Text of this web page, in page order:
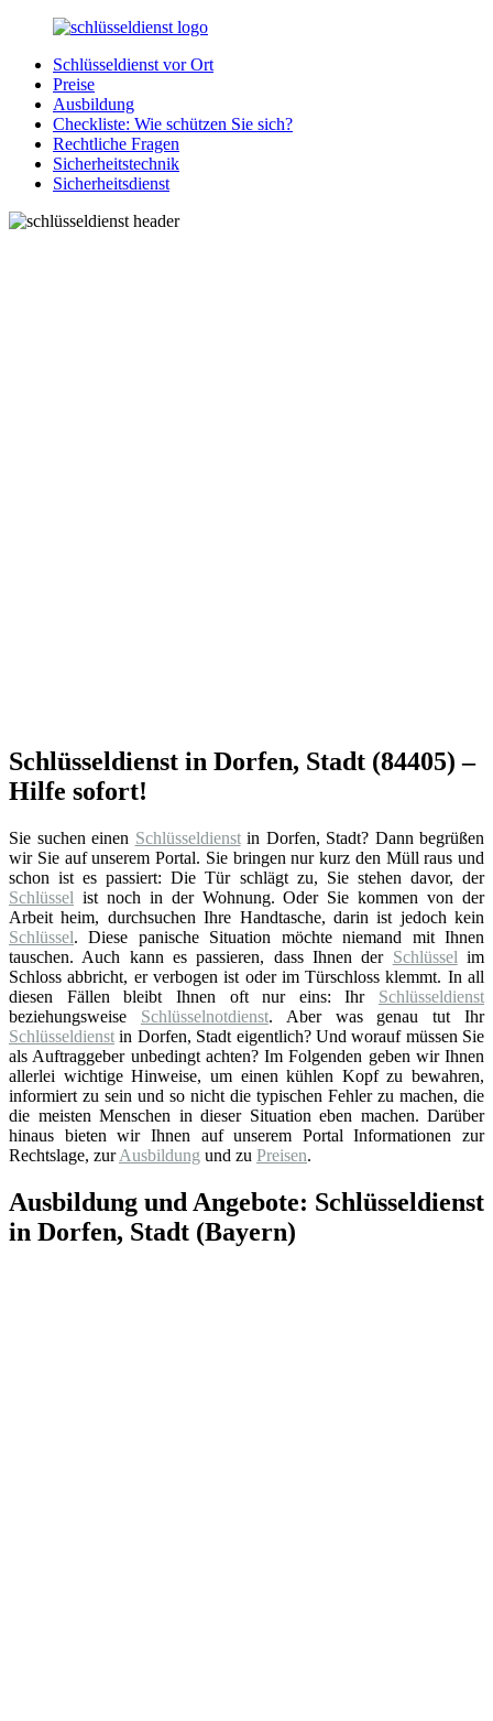
Zurück
Inhalt
SchluesseldienstDirekt.de
Ihre
Notlage
wird
gelöst!
Schlüsseldienst vor Ort
Preise
Ausbildung
Checkliste: Wie schützen Sie sich?
Rechtliche Fragen
Sicherheitstechnik
Sicherheitsdienst
Schlüsseldienst in Dorfen, Stadt (84405) –
Hilfe sofort!
Sie suchen einen Schlüsseldienstin Dorfen, Stadt? Dann begrüßen
wir Sie auf unserem Portal. Sie bringen nur kurz den Müll raus und
schon ist es passiert: Die Tür schlägt zu, Sie stehen davor, der
Schlüssel ist noch in der Wohnung. Oder Sie kommen von der
Arbeit heim, durchsuchen Ihre Handtasche, darin ist jedoch kein
Schlüssel. Diese panische Situation möchte niemand mit Ihnen
tauschen. Auch kann es passieren, dass Ihnen der Schlüssel im
Schloss abbricht, er verbogen ist oder im Türschloss klemmt. In all
diesen Fällen bleibt Ihnen oft nur eins: Ihr Schlüsseldienst
beziehungsweise Schlüsselnotdienst. Aber was genau tut Ihr
Schlüsseldienst in Dorfen, Stadt eigentlich? Und worauf müssen Sie
als Auftraggeber unbedingt achten? Im Folgenden geben wir Ihnen
allerlei wichtige Hinweise, um einen kühlen Kopf zu bewahren,
informiert zu sein und so nicht die typischen Fehler zu machen, die
die meisten Menschen in dieser Situation eben machen. Darüber
hinaus bieten wir Ihnen auf unserem Portal Informationen zur
Rechtslage, zurAusbildung und zu Preisen.
Ausbildung und Angebote: Schlüsseldienst
in Dorfen, Stadt (Bayern)